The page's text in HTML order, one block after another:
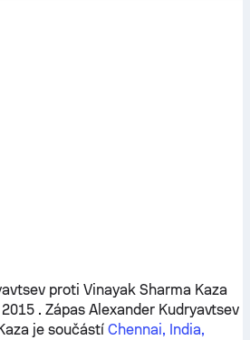
protiVinayak Sharma Kaza
. Zápas Alexander Kudryavtsev
je součástí Chennai, India,